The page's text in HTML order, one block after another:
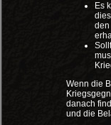
Es
den
Wenn die
danach
und die